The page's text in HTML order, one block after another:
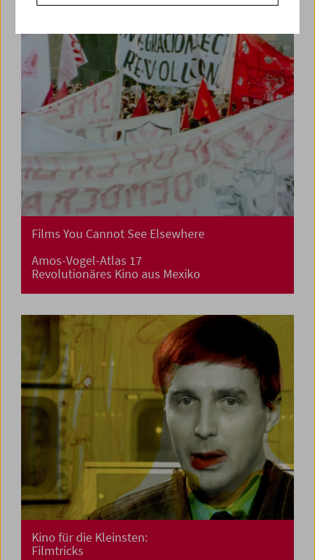
Films You Cannot See Elsewhere
Amos-Vogel-Atlas 17
Revolutionäres Kino aus Mexiko
Kino für die Kleinsten:
Filmtricks